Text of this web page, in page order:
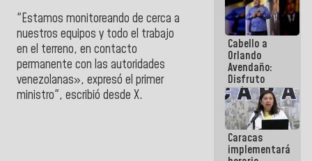
"Estamos monitoreando de cerca a
nuestros equipos y todo el trabajo
en el terreno, en contacto
permanente con las autoridades
venezolanas», expresó el primer
ministro", escribió desde X.
Cabello a
Orlando
Avendaño:
Disfruto
cada vez
que escribes
porque lo
que haces
es
embarrarla
Caracas
implementará